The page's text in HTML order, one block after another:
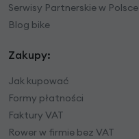
Serwisy Partnerskie w Polsce
Blog bike
Zakupy:
Jak kupować
Formy płatności
Faktury VAT
Rower w firmie bez VAT